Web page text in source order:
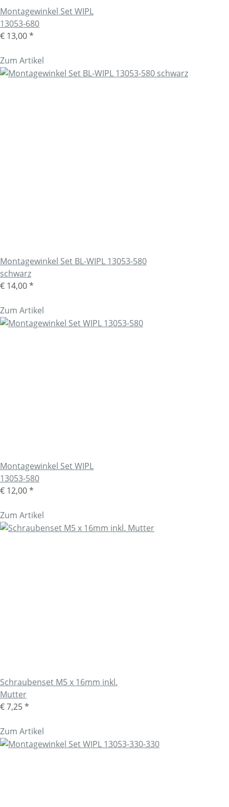
Montagewinkel Set WIPL
13053-680
€ 13,00*
Zum Artikel
Montagewinkel Set BL-WIPL 13053-580
schwarz
€ 14,00*
Zum Artikel
Montagewinkel Set WIPL
13053-580
€ 12,00*
Zum Artikel
Schraubenset M5 x 16mm inkl.
Mutter
€ 7,25*
Zum Artikel